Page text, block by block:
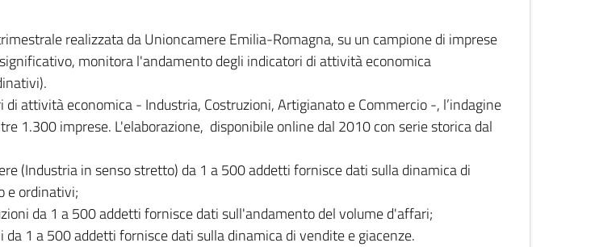
realizzata da Unioncamere Emilia-Romagna, su un campione di imprese
monitora l'andamento degli indicatori di attività economica
attività economica - Industria, Costruzioni, Artigianato e Commercio -, l’indagine
1.300 imprese. L'elaborazione, disponibile online dal 2010 con serie storica dal
(Industria in senso stretto) da 1 a 500 addetti fornisce dati sulla dinamica di
e ordinativi;
da 1 a 500 addetti fornisce dati sull'andamento del volume d'affari;
da 1 a 500 addetti fornisce dati sulla dinamica di vendite e giacenze.